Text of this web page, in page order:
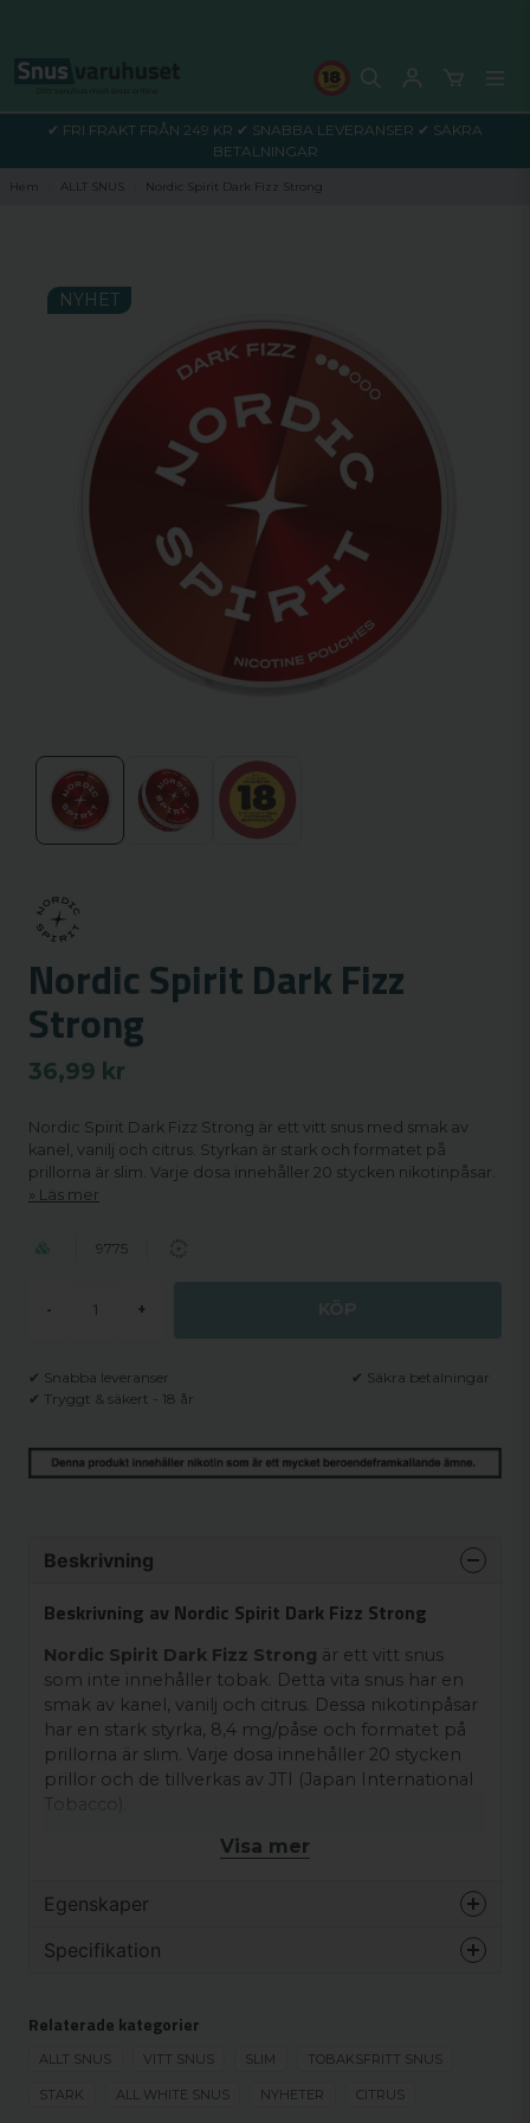
✔ FRI FRAKT FRÅN 249 KR ✔ SNABBA LEVERANSER ✔ SÄKRA
BETALNINGAR
Hem ALLT SNUS Nordic Spirit Dark Fizz Strong
Nordic Spirit Dark Fizz
Strong
36,99 kr
Nordic Spirit Dark Fizz Strong är ett vitt snus med smak av
kanel, vanilj och citrus. Styrkan är stark och formatet på
prillorna är slim. Varje dosa innehåller 20 stycken nikotinpåsar.
Läs mer
NYHET
9775
- +
✔ Snabba leveranser
✔ Säkra betalningar
✔ Tryggt & säkert - 18 år
Beskrivning
Beskrivning av Nordic Spirit Dark Fizz Strong
Nordic Spirit Dark Fizz Strong är ett vitt snus
som inte innehåller tobak. Detta vita snus har en
smak av kanel, vanilj och citrus. Dessa nikotinpåsar
har en stark styrka, 8,4 mg/påse och formatet på
prillorna är slim. Varje dosa innehåller 20 stycken
prillor och de tillverkas av JTI (Japan International
Tobacco).
Visa mer
Egenskaper
Varumärke
Format
Styrka
Stark
Produkttyp
Vitt snus
Specifikation
Relaterade kategorier
ALLT SNUS VITT SNUS SLIM TOBAKSFRITT SNUS
STARK ALL WHITE SNUS NYHETER CITRUS